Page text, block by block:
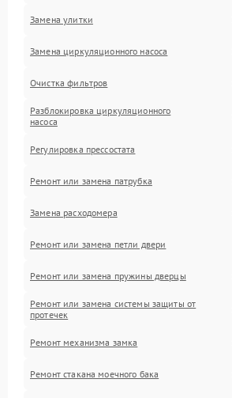
Замена улитки
Замена циркуляционного насоса
Очистка фильтров
Разблокировка циркуляционного
насоса
Регулировка прессостата
Ремонт или замена патрубка
Замена расходомера
Ремонт или замена петли двери
Ремонт или замена пружины дверцы
Ремонт или замена системы защиты от
протечек
Ремонт механизма замка
Ремонт стакана моечного бака